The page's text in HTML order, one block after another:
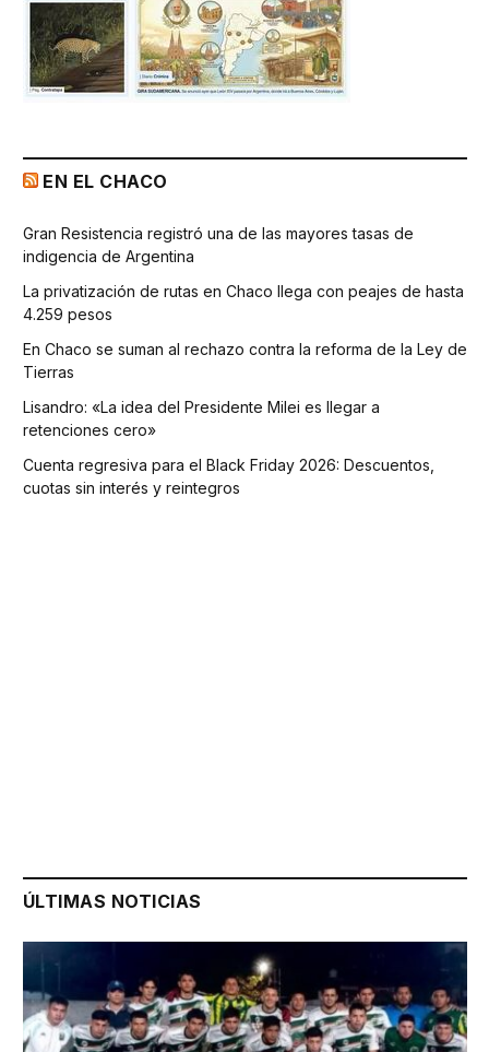
EN EL CHACO
Gran Resistencia registró una de las mayores tasas de
indigencia de Argentina
La privatización de rutas en Chaco llega con peajes de hasta
4.259 pesos
En Chaco se suman al rechazo contra la reforma de la Ley de
Tierras
Lisandro: «La idea del Presidente Milei es llegar a
retenciones cero»
Cuenta regresiva para el Black Friday 2026: Descuentos,
cuotas sin interés y reintegros
ÚLTIMAS NOTICIAS